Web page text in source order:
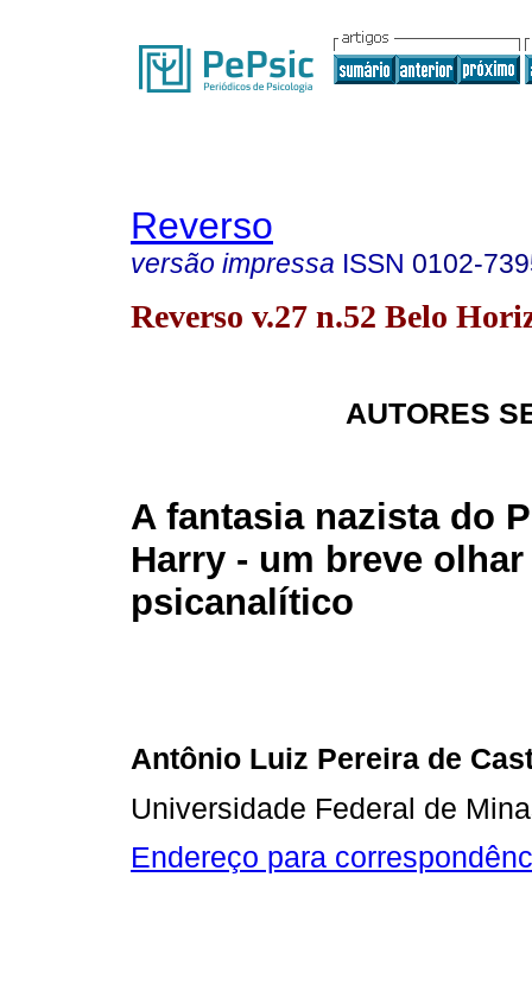
Reverso
versão impressa ISSN 0102-
Reverso v.27 n.52 Belo
AUTORES
A fantasia nazista do
Harry - um breve olhar
psicanalítico
Antônio Luiz Pereira de
Universidade Federal de
Endereço para